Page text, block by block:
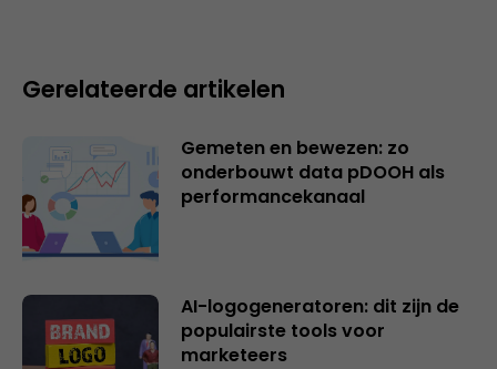
Gerelateerde artikelen
Gemeten en bewezen: zo
onderbouwt data pDOOH als
performancekanaal
AI-logogeneratoren: dit zijn de
populairste tools voor
marketeers